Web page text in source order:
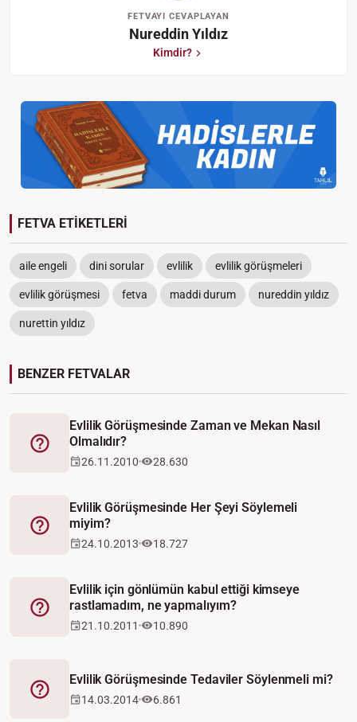
FETVAYI CEVAPLAYAN
Nureddin Yıldız
Kimdir?
FETVA ETİKETLERİ
aile engeli dini sorular evlilik evlilik görüşmeleri
evlilik görüşmesi fetva maddi durum nureddin yıldız
nurettin yıldız
BENZER FETVALAR
Fetva
Evlilik Görüşmesinde Zaman ve Mekan Nasıl
Olmalıdır?
26.11.2010 28.630
Fetva
Evlilik Görüşmesinde Her Şeyi Söylemeli
miyim?
24.10.2013 18.727
Fetva
Evlilik için gönlümün kabul ettiği kimseye
rastlamadım, ne yapmalıyım?
21.10.2011 10.890
Fetva
Evlilik Görüşmesinde Tedaviler Söylenmeli mi?
14.03.2014 6.861